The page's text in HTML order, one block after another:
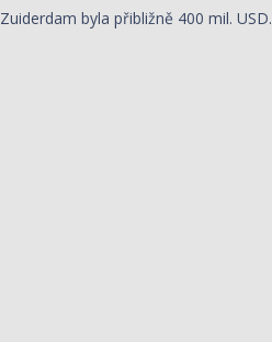
Zuiderdam byla přibližně 400 mil. USD.